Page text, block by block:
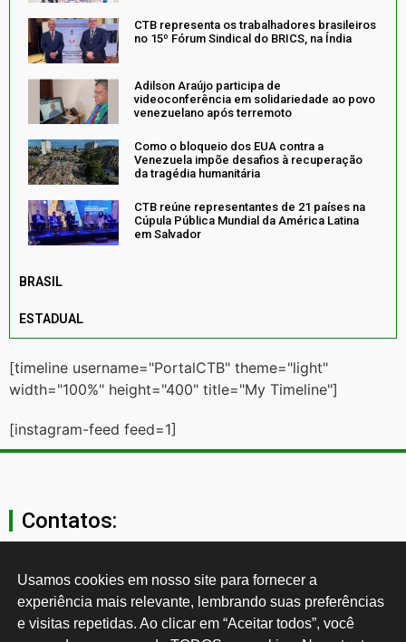
CTB representa os trabalhadores brasileiros
no 15º Fórum Sindical do BRICS, na Índia
Adilson Araújo participa de
videoconferência em solidariedade ao povo
venezuelano após terremoto
Como o bloqueio dos EUA contra a
Venezuela impõe desafios à recuperação
da tragédia humanitária
CTB reúne representantes de 21 países na
Cúpula Pública Mundial da América Latina
em Salvador
BRASIL
ESTADUAL
[timeline username="PortalCTB" theme="light"
width="100%" height="400" title="My Timeline"]
[instagram-feed feed=1]
Contatos:
secgeral@ctb.org.br
11 3874-0040
Usamos cookies em nosso site para fornecer a
experiência mais relevante, lembrando suas preferências
e visitas repetidas. Ao clicar em “Aceitar todos”, você